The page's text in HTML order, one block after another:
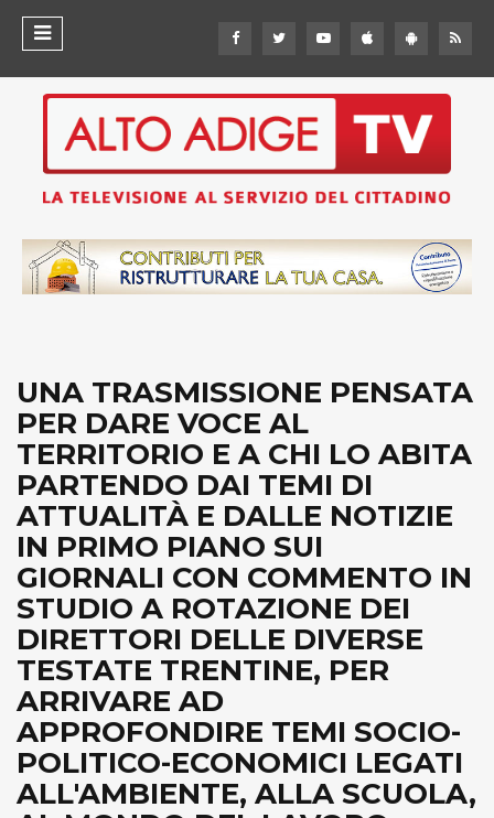
UNA TRASMISSIONE PENSATA
PER DARE VOCE AL
TERRITORIO E A CHI LO ABITA
PARTENDO DAI TEMI DI
ATTUALITÀ E DALLE NOTIZIE
IN PRIMO PIANO SUI
GIORNALI CON COMMENTO IN
STUDIO A ROTAZIONE DEI
DIRETTORI DELLE DIVERSE
TESTATE TRENTINE, PER
ARRIVARE AD
APPROFONDIRE TEMI SOCIO-
POLITICO-ECONOMICI LEGATI
ALL'AMBIENTE, ALLA SCUOLA,